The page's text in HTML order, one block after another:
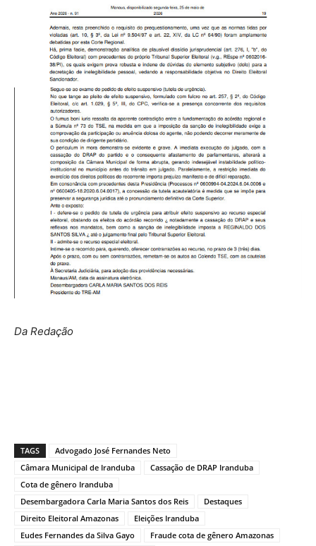
Da Redação
TAGS
Advogado José Fernandes Neto
Câmara Municipal de Iranduba
Cassação de DRAP Iranduba
Cota de gênero Iranduba
Desembargadora Carla Maria Santos dos Reis
Destaques
Direito Eleitoral Amazonas
Eleições Iranduba
Eudes Fernandes da Silva Gayo
Fraude cota de gênero Amazonas